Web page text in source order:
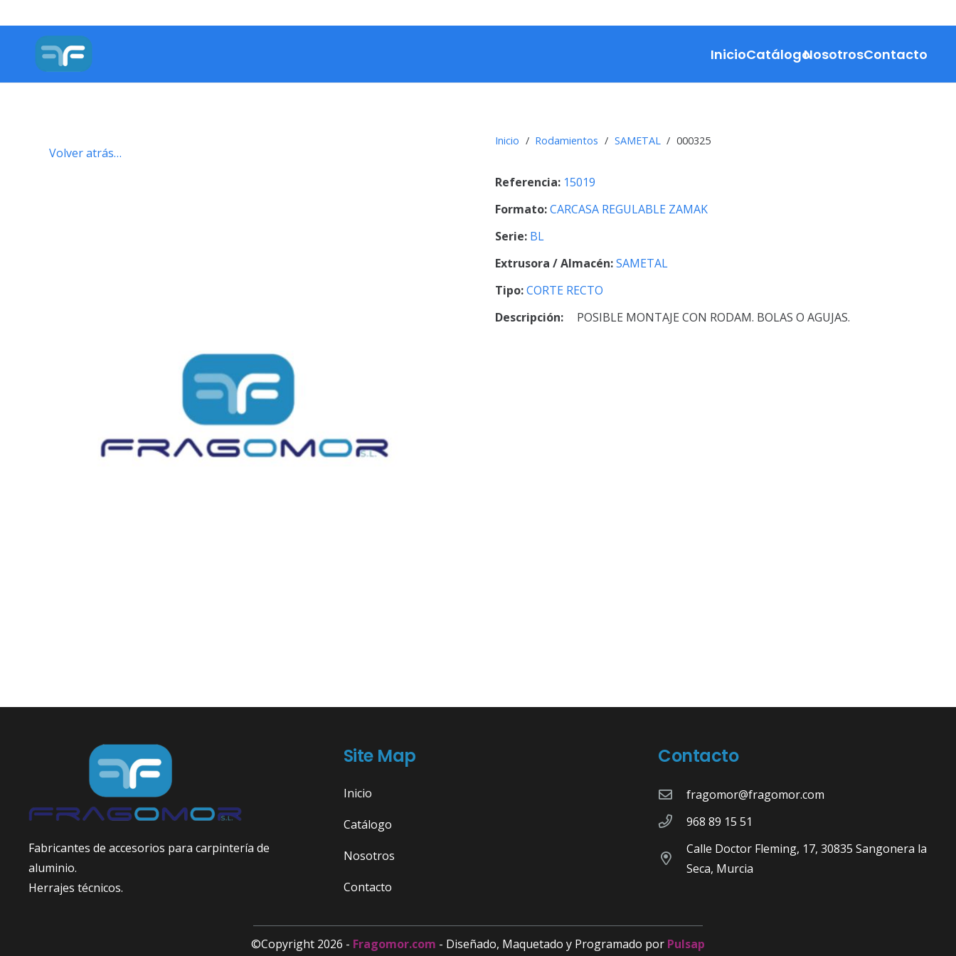
InicioCatálogoNosotrosContacto
Volver atrás…
Inicio / Rodamientos / SAMETAL / 000325
Referencia: 15019
Formato:CARCASA REGULABLE ZAMAK
Serie: BL
Extrusora / Almacén:SAMETAL
Tipo:CORTE RECTO
Descripción:
POSIBLE MONTAJE CON RODAM. BOLAS O AGUJAS.
Fabricantes de accesorios para carpintería de
aluminio.
Herrajes técnicos.
Site Map
Inicio
Catálogo
Nosotros
Contacto
Contacto
fragomor@fragomor.com
968 89 15 51
Calle Doctor Fleming, 17, 30835 Sangonera la
Seca, Murcia
©Copyright 2026 - Fragomor.com - Diseñado, Maquetado y Programado por Pulsap